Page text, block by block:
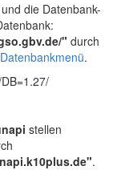
die Datenbank-
" durch
Datenbankmenü.
stellen
.